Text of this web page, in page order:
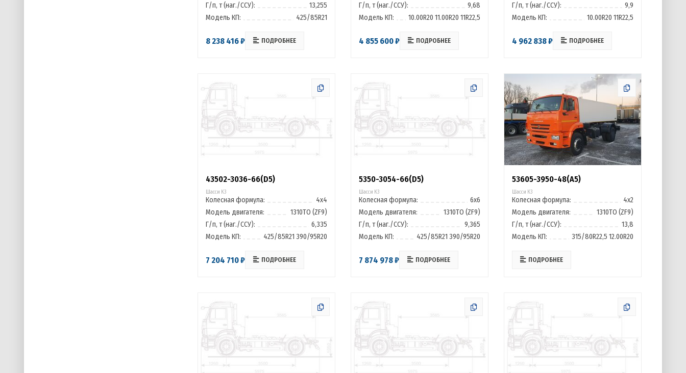
Г/п, т (наг./ССУ):
13,255
Модель КП:
425/85R21
8 238 416 ₽ ПОДРОБНЕЕ
Г/п, т (наг./ССУ):
9,68
Модель КП:
10.00R20 11.00R20 11R22,5
4 855 600 ₽ ПОДРОБНЕЕ
Г/п, т (наг./ССУ):
9,9
Модель КП:
10.00R20 11R22,5
4 962 838 ₽ ПОДРОБНЕЕ
43502-3036-66(D5)
Шасси К3
Колесная формула:
4х4
Модель двигателя:
1310ТО (ZF9)
Г/п, т (наг./ССУ):
6,335
Модель КП:
425/85R21 390/95R20
7 204 710 ₽ ПОДРОБНЕЕ
5350-3054-66(D5)
Шасси К3
Колесная формула:
6х6
Модель двигателя:
1310ТО (ZF9)
Г/п, т (наг./ССУ):
9,365
Модель КП:
425/85R21 390/95R20
7 874 978 ₽ ПОДРОБНЕЕ
53605-3950-48(A5)
Шасси К3
Колесная формула:
4х2
Модель двигателя:
1310ТО (ZF9)
Г/п, т (наг./ССУ):
13,8
Модель КП:
315/80R22,5 12.00R20
ПОДРОБНЕЕ